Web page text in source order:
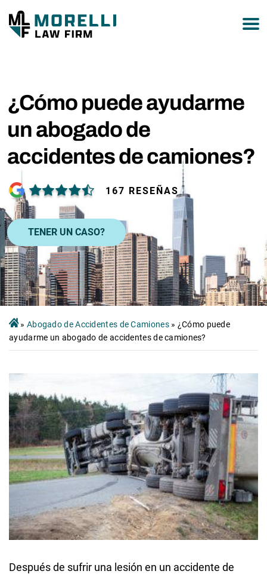
¿Cómo puede ayudarme
un abogado de
accidentes de camiones?
167 RESEÑAS
TENER UN CASO?
» Abogado de Accidentes de Camiones» ¿Cómo puede
ayudarme un abogado de accidentes de camiones?
Después de sufrir una lesión en un accidente de